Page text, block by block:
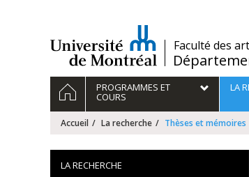
/Faculté des
Navigation
principale
ACCUEILPROGRAMMES ET
COURS
LA
Accueil La recherche Thèses et mémoires
LA RECHERCHE